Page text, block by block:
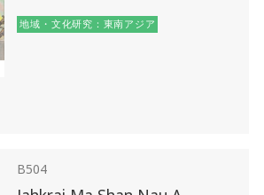
地域・文化研究：東南アジア
B504